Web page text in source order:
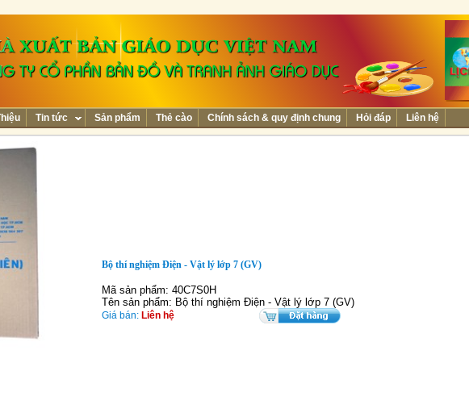
Tin tức Sản phẩm Thẻ cào Chính sách & quy định chung Hỏi đáp Liên hệ
Bộ thí nghiệm Điện - Vật lý lớp 7 (GV)
Mã sản phẩm: 40C7S0H
Tên sản phẩm: Bộ thí nghiệm Điện - Vật lý lớp 7 (GV)
Giá bán: Liên hệ